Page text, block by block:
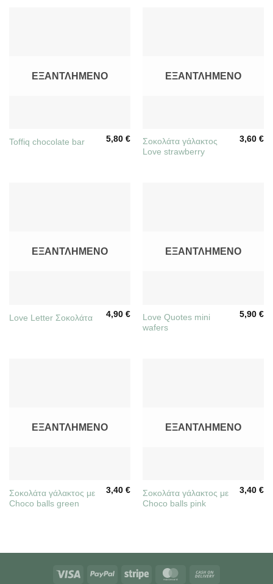
ΕΞΑΝΤΛΗΜΈΝΟ
Toffiq chocolate bar 5,80€
ΕΞΑΝΤΛΗΜΈΝΟ
Σοκολάτα γάλακτος
Love strawberry
3,60€
ΕΞΑΝΤΛΗΜΈΝΟ
Love Letter Σοκολάτα 4,90€
ΕΞΑΝΤΛΗΜΈΝΟ
Love Quotes mini
wafers
5,90€
ΕΞΑΝΤΛΗΜΈΝΟ
Σοκολάτα γάλακτος με
Choco balls green
3,40€
ΕΞΑΝΤΛΗΜΈΝΟ
Σοκολάτα γάλακτος με
Choco balls pink
3,40€
Visa PayPal Stripe MasterCard